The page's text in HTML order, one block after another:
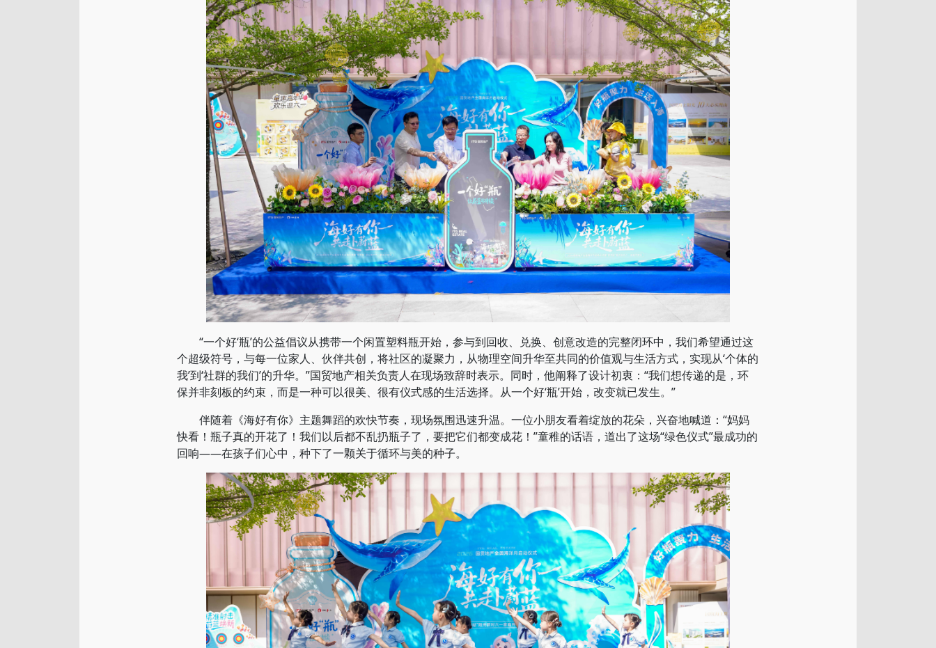
“一个好‘瓶’的公益倡议从携带一个闲置塑料瓶开始，参与到回收、兑换、创意改造的完整闭环中，我们希望通过这
个超级符号，与每一位家人、伙伴共创，将社区的凝聚力，从物理空间升华至共同的价值观与生活方式，实现从‘个体的
我’到‘社群的我们’的升华。”国贸地产相关负责人在现场致辞时表示。同时，他阐释了设计初衷：“我们想传递的是，环
保并非刻板的约束，而是一种可以很美、很有仪式感的生活选择。从一个好‘瓶’开始，改变就已发生。”
伴随着《海好有你》主题舞蹈的欢快节奏，现场氛围迅速升温。一位小朋友看着绽放的花朵，兴奋地喊道：“妈妈
快看！瓶子真的开花了！我们以后都不乱扔瓶子了，要把它们都变成花！”童稚的话语，道出了这场“绿色仪式”最成功的
回响——在孩子们心中，种下了一颗关于循环与美的种子。